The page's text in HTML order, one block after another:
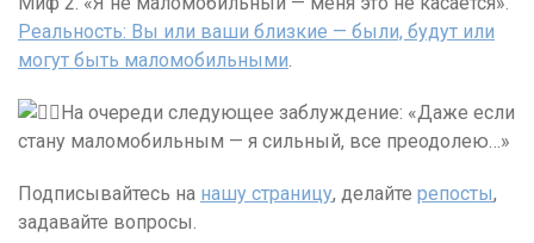
Реальность: Вы или ваши близкие — были, будут или
могут быть маломобильными
На очереди следующее заблуждение: «Даже если
стану маломобильным — я сильный, все преодолею…»
Подписывайтесь на нашу страницу, делайте репосты,
задавайте вопросы.